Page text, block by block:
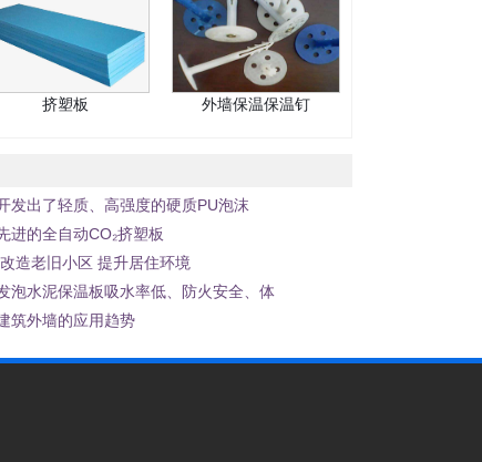
挤塑板 外墙保温保温钉
发出了轻质、高强度的硬质PU泡沫
进的全自动CO₂挤塑板
造老旧小区 提升居住环境
泡水泥保温板吸水率低、防火安全、体
筑外墙的应用趋势